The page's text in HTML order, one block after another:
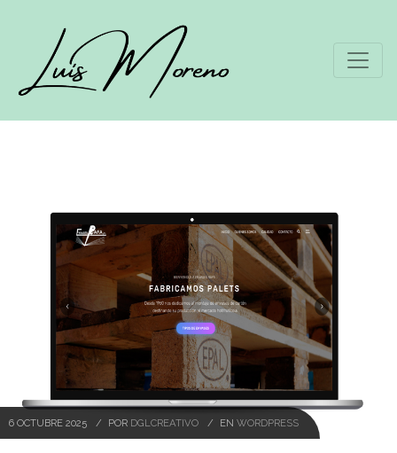
6 OCTUBRE 2025 POR DGLCREATIVO EN WORDPRESS